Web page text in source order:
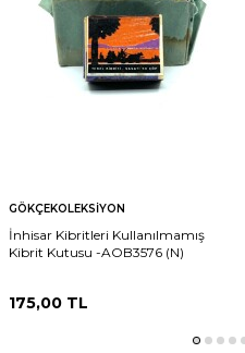
GÖKÇEKOLEKSIYON
İnhisar Kibritleri Kullanılmamış
Kibrit Kutusu -AOB3576 (N)
175,00 TL